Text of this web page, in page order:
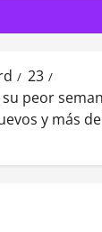
23
peor
y más